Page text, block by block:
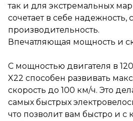
максимальную скорость до
100 км/ч. Это делает его одним
из самых быстрых
электровелосипедов на
рынке, что позволит вам
добраться до нужного места.
Максимальная нагрузка в 130
кг позволяет использовать
его как для личных поездок,
так и для перевозки
небольших грузов, что делает
его универсальным
так и для экстремальных
сочетает в себе надежность,
производительность.
Впечатляющая мощность и
С мощностью двигателя в
X22 способен развивать
скорость до 100 км/ч. Это
самых быстрых
что позволит вам быстро и с